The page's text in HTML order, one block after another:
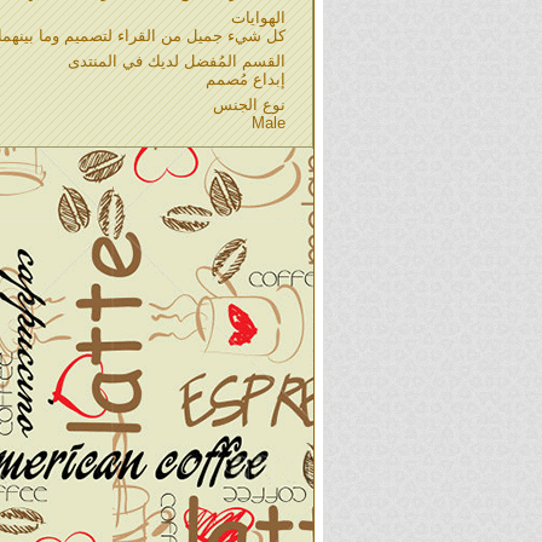
الهوايات
كل شيء جميل من القراء لتصميم وما
القسم المُفضل لديك في المنتدى
إبداع مُصمم
نوع الجنس
Male